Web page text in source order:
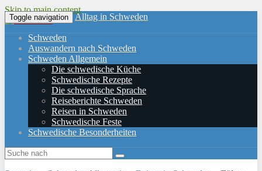
Skip to main content
Toggle navigation Alltag in Schweden
Schweden
Auswandern nach Schweden
Schweden Allgemein
Die schwedische Küche
Schwedische Rezepte
Die schwedische Sprache
Reiseberichte Schweden
Reisen in Schweden
Schwedische Feste
Schwedische Besonderheiten